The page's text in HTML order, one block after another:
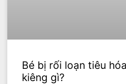
Bé bị rối loạn tiêu
kiêng gì?